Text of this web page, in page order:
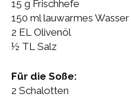
15 g Frischhefe
150 ml lauwarmes Wasser
2 EL Olivenöl
½ TL Salz
Für die Soße:
2 Schalotten